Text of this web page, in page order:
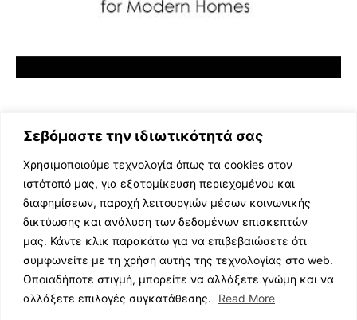
Σεβόμαστε την ιδιωτικότητά σας
Χρησιμοποιούμε τεχνολογία όπως τα cookies στον
ιστότοπό μας, για εξατομίκευση περιεχομένου και
διαφημίσεων, παροχή λειτουργιών μέσων κοινωνικής
δικτύωσης και ανάλυση των δεδομένων επισκεπτών
μας. Κάντε κλικ παρακάτω για να επιβεβαιώσετε ότι
συμφωνείτε με τη χρήση αυτής της τεχνολογίας στο web.
Οποιαδήποτε στιγμή, μπορείτε να αλλάξετε γνώμη και να
αλλάξετε επιλογές συγκατάθεσης.
Read More
ΕΛΛΗΝΙΚΗ ΜΟΥΣΙΚΗ
TV SHOWS
EVENTS
ΘΕΑΤΡΟ
ΔΙΑΓΩΝΙΣΜΟΙ